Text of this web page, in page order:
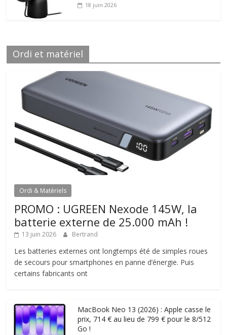
18 juin 2026
Ordi et matériel
Ordi & Matériels
PROMO : UGREEN Nexode 145W, la
batterie externe de 25.000 mAh !
13 juin 2026 Bertrand
Les batteries externes ont longtemps été de simples roues
de secours pour smartphones en panne d’énergie. Puis
certains fabricants ont
MacBook Neo 13 (2026) : Apple casse le
prix, 714 € au lieu de 799 € pour le 8/512
Go !